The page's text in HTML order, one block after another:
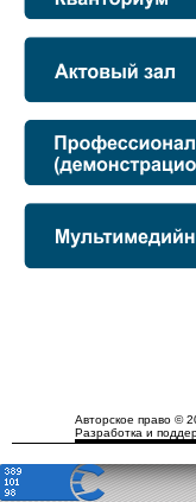
Авторское право ©
Разработка и